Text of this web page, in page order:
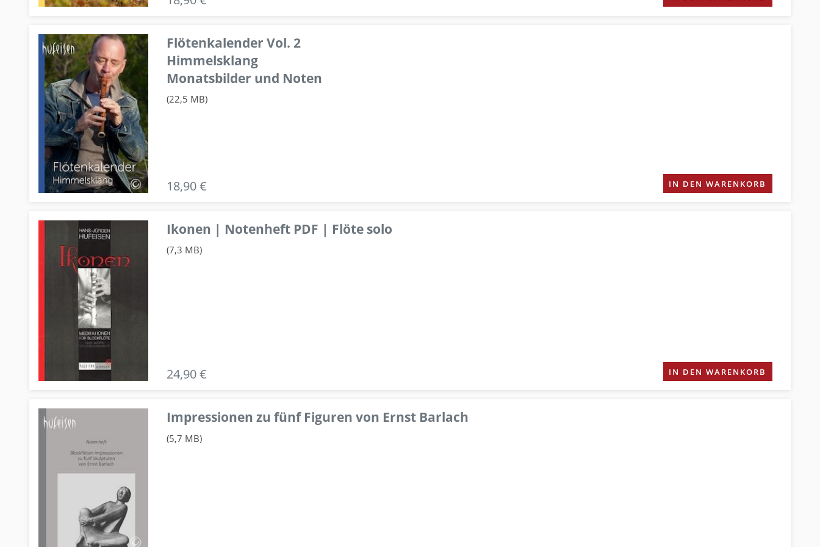
Flötenkalender Vol. 2
Himmelsklang
Monatsbilder und Noten
(22,5 MB)
18,90 € IN DEN WARENKORB
Ikonen | Notenheft PDF | Flöte solo
(7,3 MB)
24,90 € IN DEN WARENKORB
Impressionen zu fünf Figuren von Ernst Barlach
(5,7 MB)